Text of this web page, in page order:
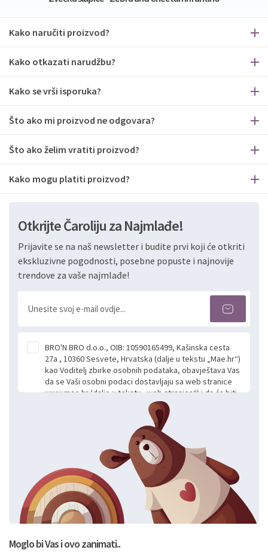
Kako naručiti proizvod?
Kako otkazati narudžbu?
Kako se vrši isporuka?
Što ako mi proizvod ne odgovara?
Što ako želim vratiti proizvod?
Kako mogu platiti proizvod?
Otkrijte Čaroliju za Najmlađe!
Prijavite se na naš newsletter i budite prvi koji će otkriti
ekskluzivne pogodnosti, posebne popuste i najnovije
trendove za vaše najmlađe!
BRO'N BRO d.o.o., OIB: 10590165499, Kašinska cesta
27a , 10360 Sesvete, Hrvatska (dalje u tekstu „Mae.hr“)
kao Voditelj zbirke osobnih podataka, obavještava Vas
da se Vaši osobni podaci dostavljaju sa web stranice
www.mae.hr (dalje u tekstu „web stranice“) i da će biti
obrađeni. Prihvaćanjem ove Izjave smatra se da
slobodno i izričito dajete privolu za prikupljanje i daljnju
obradu Vaših osobnih podataka koje ustupate Mae.hr
putem ovih web stranica u svrhu odgovora i daljnje
komunikacije na Vaš upit poslan kroz kontakt obrazac.
Radi se o dobrovoljnom davanju podataka te ovu
Izjavu niste dužni prihvatiti odnosno niste dužni unositi
svoje osobne podatke u jednu od prijavnih
formi/obrazaca dostupnih na ovim web stranicama.
BRO'N BRO d.o.o. će s Vašim osobnim podacima
postupati sukladno Općoj uredbi o zaštiti podataka
privatnosti i kolačića koju možete pročitati ovdje i
Moglo bi Vas i ovo zanimati..